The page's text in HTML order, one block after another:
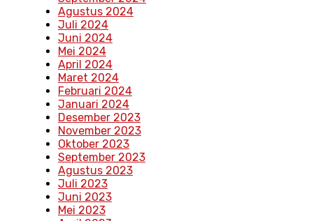
Agustus 2024
Juli 2024
Juni 2024
Mei 2024
April 2024
Maret 2024
Februari 2024
Januari 2024
Desember 2023
November 2023
Oktober 2023
September 2023
Agustus 2023
Juli 2023
Juni 2023
Mei 2023